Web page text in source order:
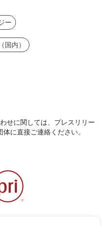
ー
国内）
せに関しては、プレスリリー
に直接ご連絡ください。